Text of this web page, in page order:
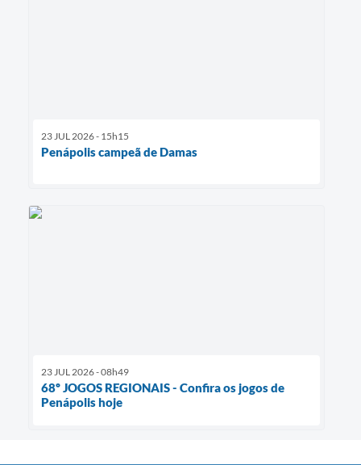
23 JUL 2026 - 15h15
Penápolis campeã de Damas
23 JUL 2026 - 08h49
68º JOGOS REGIONAIS - Confira os jogos de
Penápolis hoje